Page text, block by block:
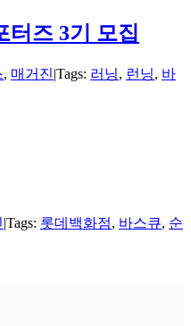
터즈 3기 모집
, 매거진|Tags: 러닝, 런닝, 바
|Tags: 롯데백화점, 바스큐, 순